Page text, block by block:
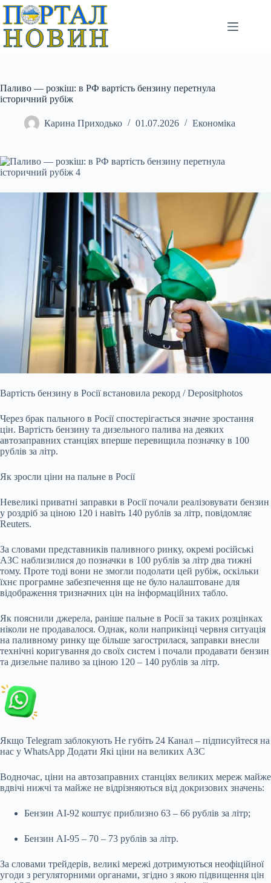
Перейти
вмісту
Паливо — розкіш: в РФ вартість бензину перетнула
історичний рубіж
Карина Приходько 01.07.2026 Економіка
Вартість бензину в Росії встановила рекорд / Depositphotos
Через брак пального в Росії спостерігається значне зростання
цін. Вартість бензину та дизельного палива на деяких
автозаправних станціях вперше перевищила позначку в 100
рублів за літр.
Як зросли ціни на пальне в Росії
Невеликі приватні заправки в Росії почали реалізовувати бензин
у роздріб за ціною 120 і навіть 140 рублів за літр, повідомляє
Reuters.
За словами представників паливного ринку, окремі російські
АЗС наблизилися до позначки в 100 рублів за літр два тижні
тому. Проте тоді вони не змогли подолати цей рубіж, оскільки
їхнє програмне забезпечення ще не було налаштоване для
відображення тризначних цін на інформаційних табло.
Як пояснили джерела, раніше пальне в Росії за таких розцінках
ніколи не продавалося. Однак, коли наприкінці червня ситуація
на паливному ринку ще більше загострилася, заправки внесли
технічні коригування до своїх систем і почали продавати бензин
та дизельне паливо за ціною 120 – 140 рублів за літр.
Якщо Telegram заблокують Не губіть 24 Канал – підписуйтеся на
нас у WhatsApp Додати Які ціни на великих АЗС
Водночас, ціни на автозаправних станціях великих мереж майже
вдвічі нижчі та майже не відрізняються від докризових значень:
Бензин АІ-92 коштує приблизно 63 – 66 рублів за літр;
Бензин АІ-95 – 70 – 73 рублів за літр.
За словами трейдерів, великі мережі дотримуються неофіційної
угоди з регуляторними органами, згідно з якою підвищення цін